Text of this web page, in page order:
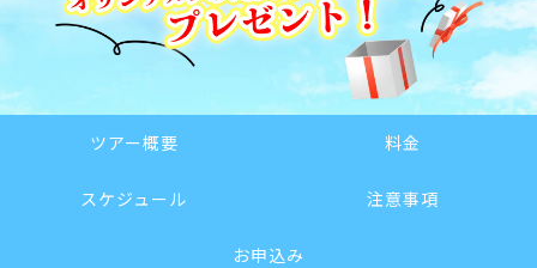
ツアー概要 料金
スケジュール 注意事項
お申込み